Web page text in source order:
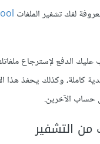
لفك تشفير الملفات
عليك الدفع لإسترجاع
كاملة، وكذلك يحفذ هذا
حساب الآخرين.
التشفير